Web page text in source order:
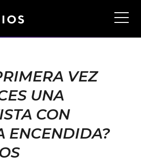
VEZ
UNA
CON
ENCENDIDA?